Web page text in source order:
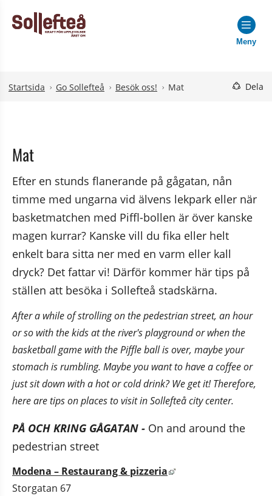
Meny
Startsida Go Sollefteå Besök oss! Mat Dela
Mat
Efter en stunds flanerande på gågatan, nån
timme med ungarna vid älvens lekpark eller när
basketmatchen med Piffl-bollen är över kanske
magen kurrar? Kanske vill du fika eller helt
enkelt bara sitta ner med en varm eller kall
dryck? Det fattar vi! Därför kommer här tips på
ställen att besöka i Sollefteå stadskärna.
After a while of strolling on the pedestrian street, an hour
or so with the kids at the river's playground or when the
basketball game with the Piffle ball is over, maybe your
stomach is rumbling. Maybe you want to have a coffee or
just sit down with a hot or cold drink? We get it! Therefore,
here are tips on places to visit in Sollefteå city center.
PÅ OCH KRING GÅGATAN - On and around the
pedestrian street
Modena – Restaurang & pizzeria Länk till annan
Storgatan 67
öppnas i nytt fönster.
i nytt fönster.